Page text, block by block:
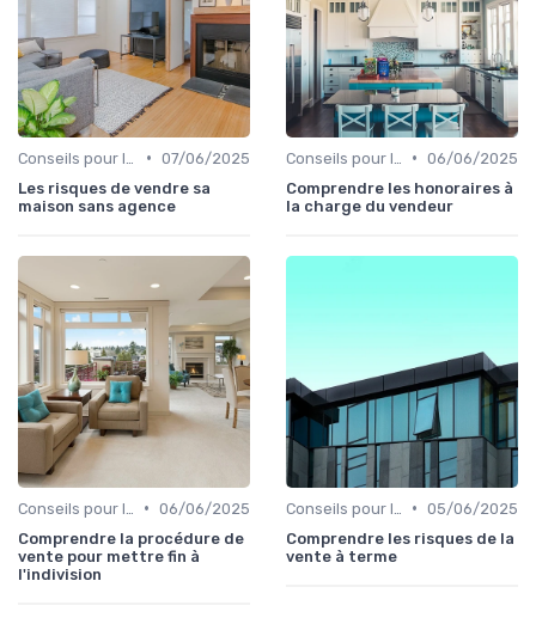
• 07/06/2025
Les risques de vendre sa
maison sans agence
• 06/06/2025
Comprendre les honoraires à
la charge du vendeur
• 06/06/2025
Comprendre la procédure de
vente pour mettre fin à
l'indivision
• 05/06/2025
Comprendre les risques de la
vente à terme